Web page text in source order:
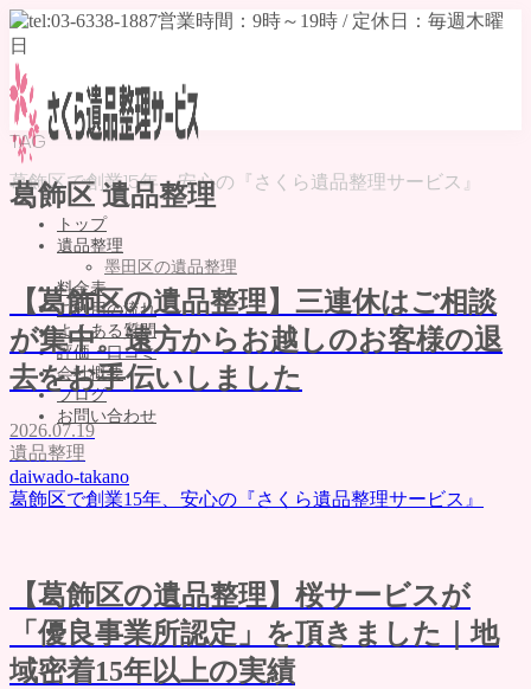
葛飾区で創業15年、安心の『さくら遺品整理サービス』
トップ
遺品整理
墨田区の遺品整理
料金表
ご利用の流れ
よくある質問
評価・口コミ
会社概要
ブログ
お問い合わせ
MENU
トップ
ご利用の流れ
よくある質問
評価・口コミ
会社概要
TAG
葛飾区 遺品整理
【葛飾区の遺品整理】三連休はご相談
が集中。遠方からお越しのお客様の退
去をお手伝いしました
2026.07.19
遺品整理
daiwado-takano
葛飾区で創業15年、安心の『さくら遺品整理サービス』
【葛飾区の遺品整理】桜サービスが
「優良事業所認定」を頂きました｜地
域密着15年以上の実績